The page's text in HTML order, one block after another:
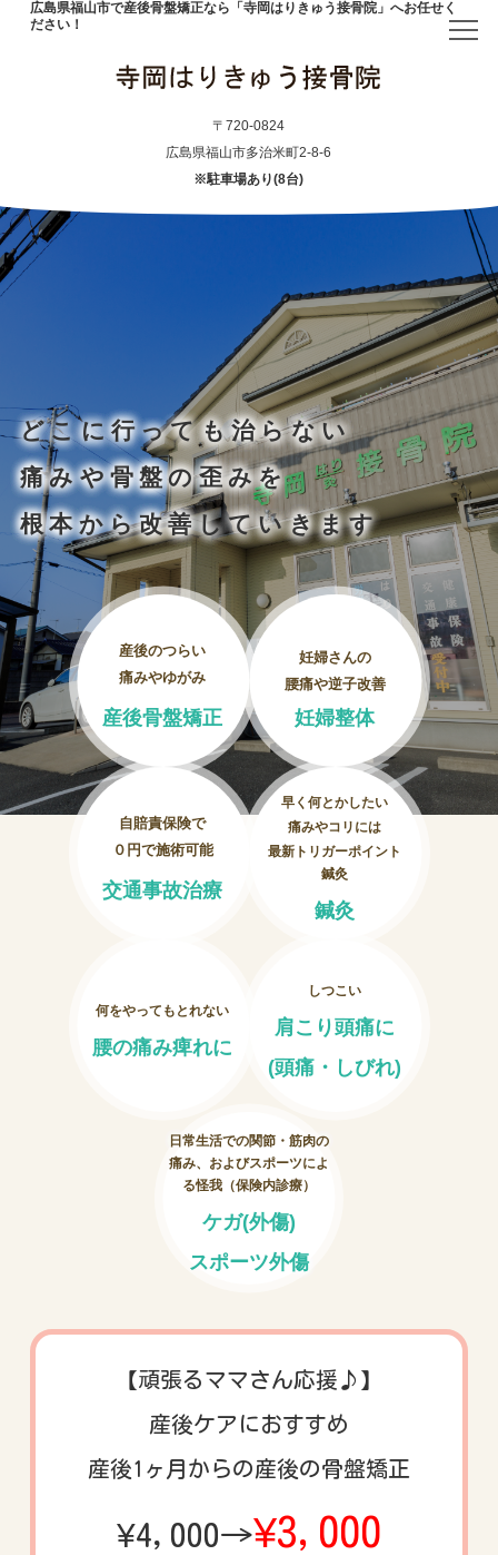
広島県福山市で産後骨盤矯正なら「寺岡はりきゅう接骨院」へお任せく
ださい！
〒720-0824
広島県福山市多治米町2-8-6
※駐車場あり(8台)
当院について
産後骨盤矯正
妊婦整体
交通事故治療
頭痛・肩こり
腰痛・膝痛
鍼・灸・小児鍼
冷え性改善
お客様の声
どこに行っても治らない
痛みや骨盤の歪みを
根本から改善していきます
産後のつらい
痛みやゆがみ
産後骨盤矯正
妊婦さんの
腰痛や逆子改善
妊婦整体
自賠責保険で
０円で施術可能
交通事故治療
早く何とかしたい
痛みやコリには
最新トリガーポイント
鍼灸
鍼灸
何をやってもとれない
腰の痛み痺れに
しつこい
肩こり頭痛に
(頭痛・しびれ)
日常生活での関節・筋肉の
痛み、およびスポーツによ
る怪我（保険内診療）
ケガ(外傷)
スポーツ外傷
【頑張るママさん応援♪】
産後ケアにおすすめ
産後1ヶ月からの産後の骨盤矯正
¥4,000→¥3,000